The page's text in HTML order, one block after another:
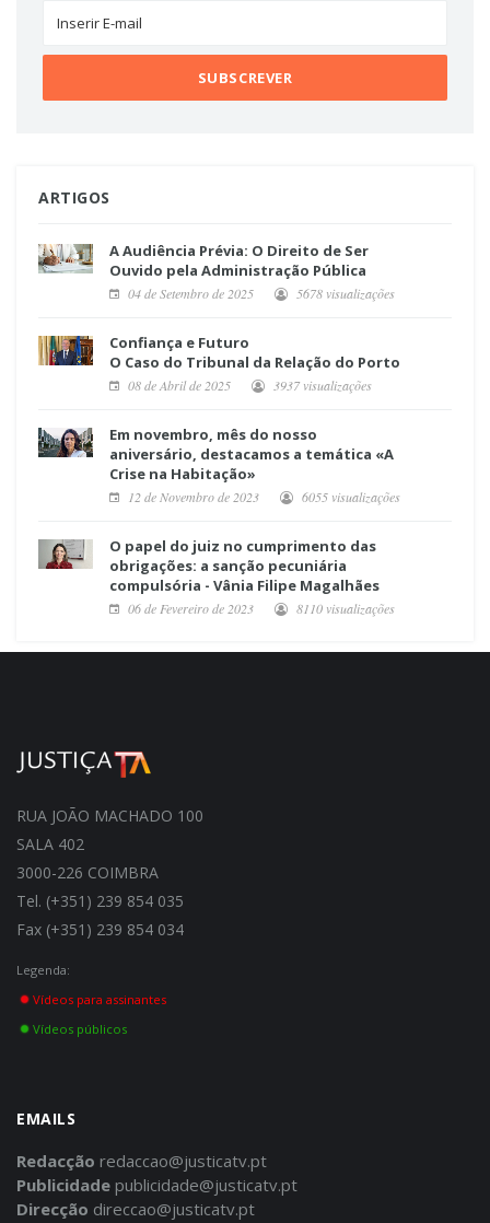
ARTIGOS
A Audiência Prévia: O Direito de Ser
Ouvido pela Administração Pública
04 de Setembro de 2025 5678 visualizações
Confiança e Futuro
O Caso do Tribunal da Relação do Porto
08 de Abril de 2025 3937 visualizações
Em novembro, mês do nosso
aniversário, destacamos a temática «A
Crise na Habitação»
12 de Novembro de 2023 6055 visualizações
O papel do juiz no cumprimento das
obrigações: a sanção pecuniária
compulsória - Vânia Filipe Magalhães
06 de Fevereiro de 2023 8110 visualizações
RUA JOÃO MACHADO 100
SALA 402
3000-226 COIMBRA
Tel. (+351) 239 854 035
Fax (+351) 239 854 034
Legenda:
Vídeos para assinantes
Vídeos públicos
EMAILS
Redacção redaccao@justicatv.pt
Publicidade publicidade@justicatv.pt
Direcção direccao@justicatv.pt